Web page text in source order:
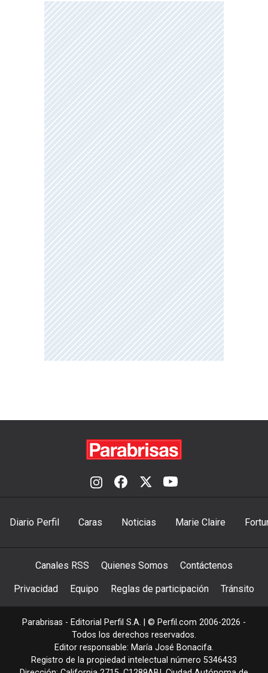
Diario Perfil Caras Noticias Marie Claire
Canales RSS Quienes Somos Contáctenos
Privacidad Equipo Reglas de participación Tránsito
Parabrisas - Editorial Perfil S.A. | © Perfil.com 2006-2026 -
Todos los derechos reservados.
Editor responsable: María José Bonacifa.
Registro de la propiedad intelectual número 5346433